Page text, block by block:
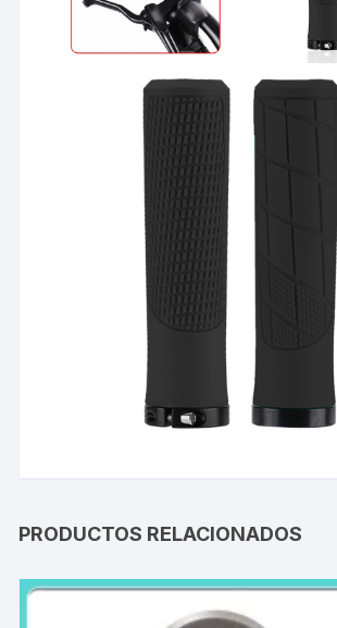
PRODUCTOS RELACIONADOS